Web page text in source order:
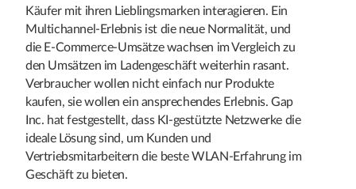
Käufer mit ihren Lieblingsmarken interagieren. Ein
Multichannel-Erlebnis ist die neue Normalität, und
die E-Commerce-Umsätze wachsen im Vergleich zu
den Umsätzen im Ladengeschäft weiterhin rasant.
Verbraucher wollen nicht einfach nur Produkte
kaufen, sie wollen ein ansprechendes Erlebnis. Gap
Inc. hat festgestellt, dass KI-gestützte Netzwerke die
ideale Lösung sind, um Kunden und
Vertriebsmitarbeitern die beste WLAN-Erfahrung im
Geschäft zu bieten.